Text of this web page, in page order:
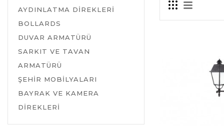
AYDINLATMA DİREKLERİ
BOLLARDS
DUVAR ARMATÜRÜ
SARKIT VE TAVAN
ARMATÜRÜ
ŞEHİR MOBİLYALARI
BAYRAK VE KAMERA
DİREKLERİ